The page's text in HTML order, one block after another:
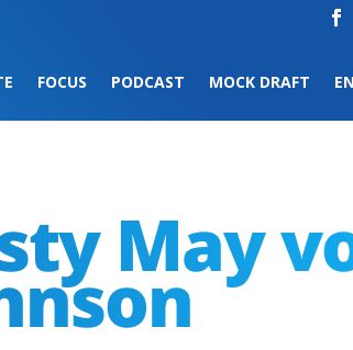
FOCUS PODCAST MOCK DRAFT
May